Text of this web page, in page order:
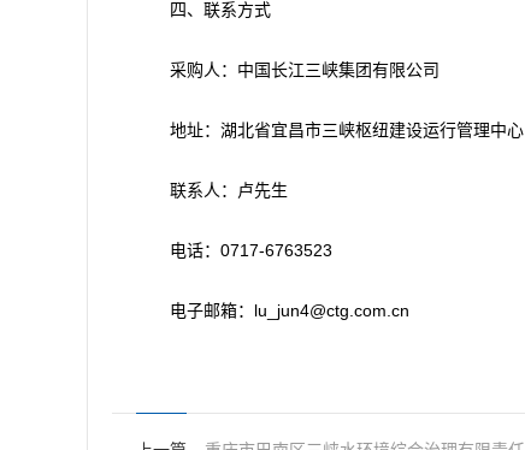
四、联系方式
采购人：中国长江三峡集团有限公司
地址：湖北省宜昌市三峡枢纽建设运行管理中心
联系人：卢先生
电话：0717-6763523
电子邮箱：lu_jun4@ctg.com.cn